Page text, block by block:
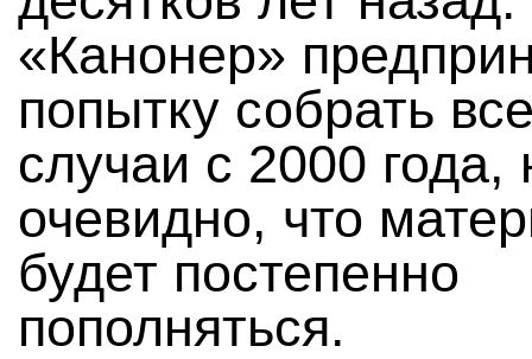
«Канонер»
попытку собрать
случаи с 2000 года,
очевидно, что
будет постепенно
пополняться.